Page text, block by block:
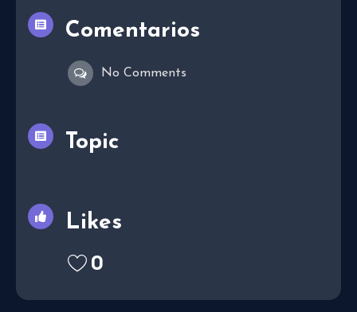
Comentarios
No Comments
Topic
Likes
0